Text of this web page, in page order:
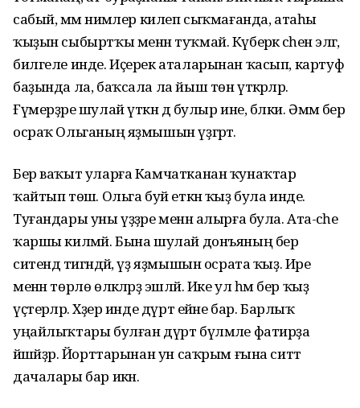
сабый, әммә нимәлер килеп сыҡмағанда, атаһы
ҡыҙын сыбыртҡы менән туҡмай. Күберәк әсәһенә эләгә,
билгеле инде. Иҫерек аталарынан ҡасып, картуф
баҙында ла, баҡсала ла йыш төн үткәрәләр.
Ғүмерҙәре шулай үткән дә булыр ине, бәлки. Әммә бер
осраҡ Ольганың яҙмышын үҙгәртә.
Бер ваҡыт уларға Камчатканан ҡунаҡтар
ҡайтып төшә. Ольга буй еткән ҡыҙ була инде.
Туғандары уны үҙҙәре менән алырға була. Ата-әсәһе
ҡаршы килмәй. Бына шулай донъяның бер
ситендә тигәндәй, үҙ яҙмышын осрата ҡыҙ. Ире
менән төрлө өлкәләрҙә эшләй. Ике ул һәм бер ҡыҙ
үҫтерәләр. Хәҙер инде дүрт ейәне бар. Барлыҡ
уңайлыҡтары булған дүрт бүлмәле фатирҙа
йәшәйҙәр. Йорттарынан ун саҡрым ғына ситтә
дачалары бар икән.